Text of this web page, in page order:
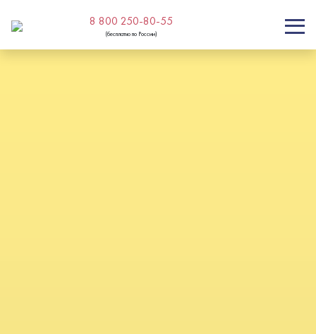
8 800 250-80-55
(бесплатно по России)